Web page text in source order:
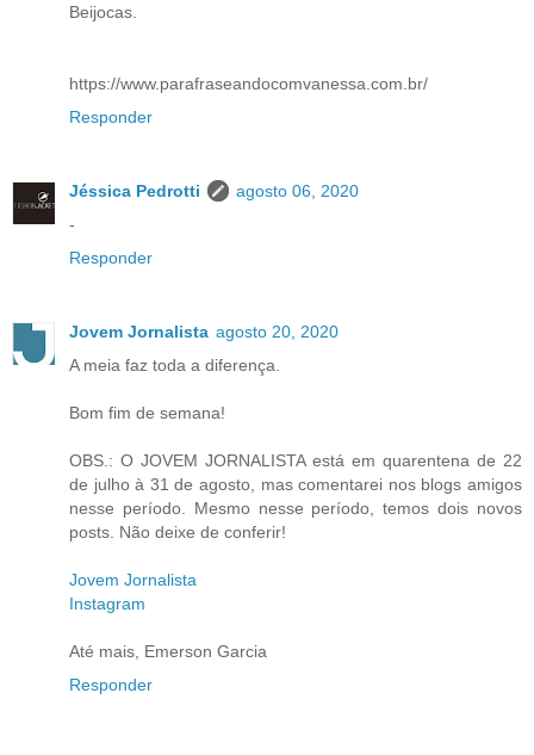
Beijocas.
https://www.parafraseandocomvanessa.com.br/
Responder
Jéssica Pedrotti
agosto 06, 2020
-
Responder
Jovem Jornalista agosto 20, 2020
A meia faz toda a diferença.
Bom fim de semana!
OBS.: O JOVEM JORNALISTA está em quarentena de 22
de julho à 31 de agosto, mas comentarei nos blogs amigos
nesse período. Mesmo nesse período, temos dois novos
posts. Não deixe de conferir!
Jovem Jornalista
Instagram
Até mais, Emerson Garcia
Responder